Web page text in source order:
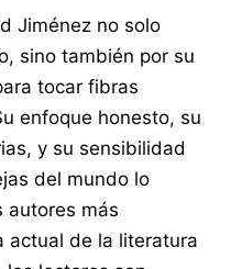
Jiménez no solo
sino también por su
tocar fibras
enfoque honesto, su
y su sensibilidad
del mundo lo
autores más
actual de la literatura